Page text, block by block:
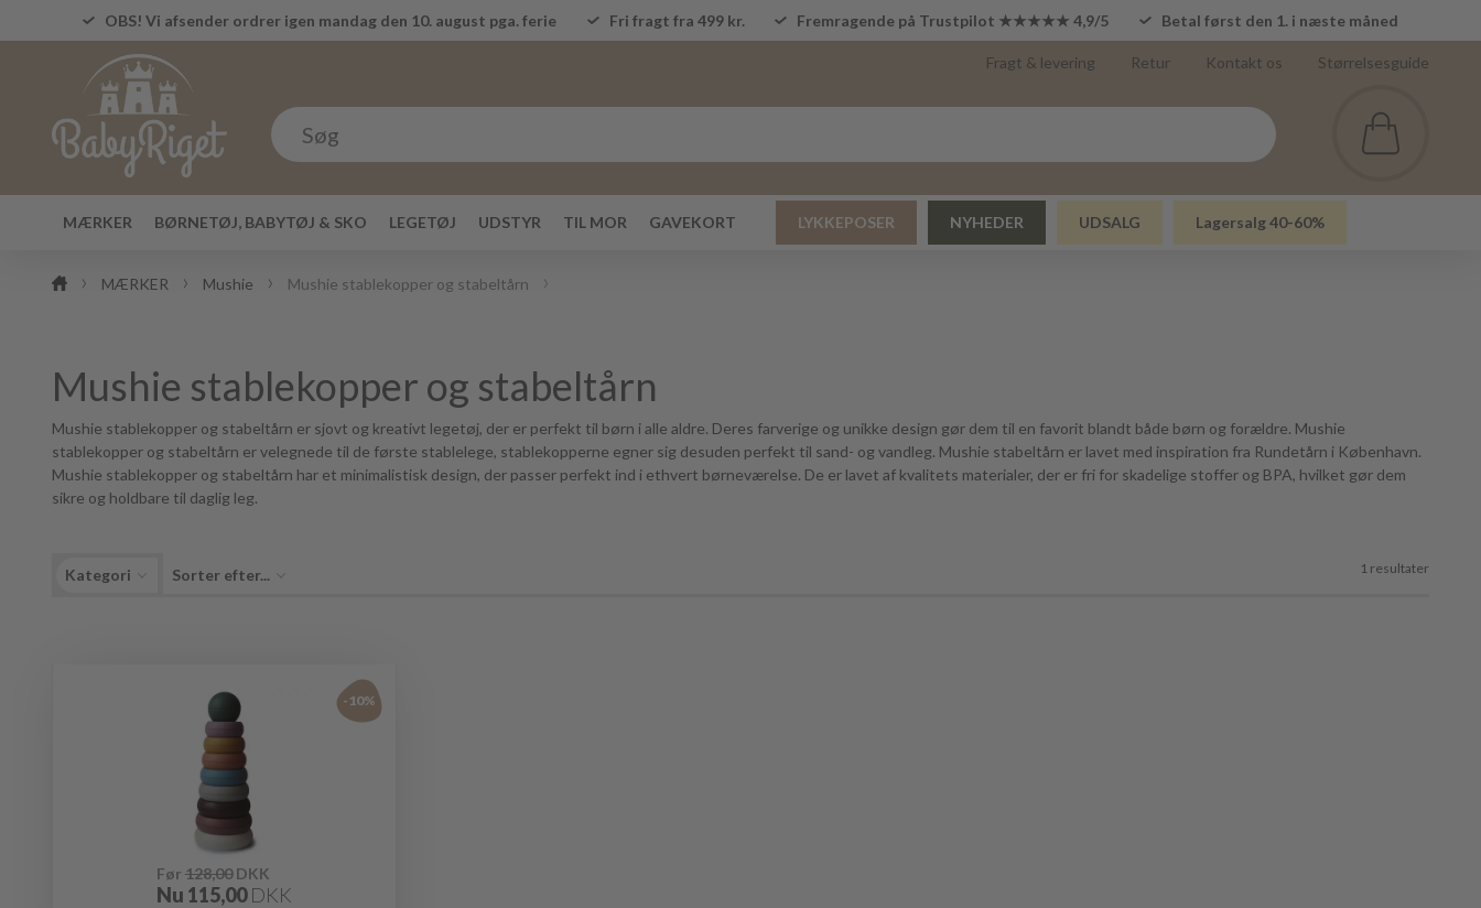
OBS! Vi afsender ordrer igen mandag den 10. august pga. ferie Fri fragt fra 499 kr. Fremragende på Trustpilot ★★★★★ 4,9/5 Betal først den 1. i næste måned
Fragt & levering Retur Kontakt os Størrelsesguide
MÆRKER BØRNETØJ, BABYTØJ & SKO LEGETØJ UDSTYR TIL MOR GAVEKORT LYKKEPOSER NYHEDER UDSALG Lagersalg 40-60%
MÆRKER Mushie Mushie stablekopper og stabeltårn
Mushie stablekopper og stabeltårn
Mushie stablekopper og stabeltårn er sjovt og kreativt legetøj, der er perfekt til børn i alle aldre. Deres farverige og unikke design gør dem til en favorit blandt både børn og forældre. Mushie
stablekopper og stabeltårn er velegnede til de første stablelege, stablekopperne egner sig desuden perfekt til sand- og vandleg. Mushie stabeltårn er lavet med inspiration fra Rundetårn i København.
Mushie stablekopper og stabeltårn har et minimalistisk design, der passer perfekt ind i ethvert børneværelse. De er lavet af kvalitets materialer, der er fri for skadelige stoffer og BPA, hvilket gør dem
sikre og holdbare til daglig leg.
1 resultater
-10%
Før 128,00DKK
Nu 115,00 DKK
Kategori Sorter efter...